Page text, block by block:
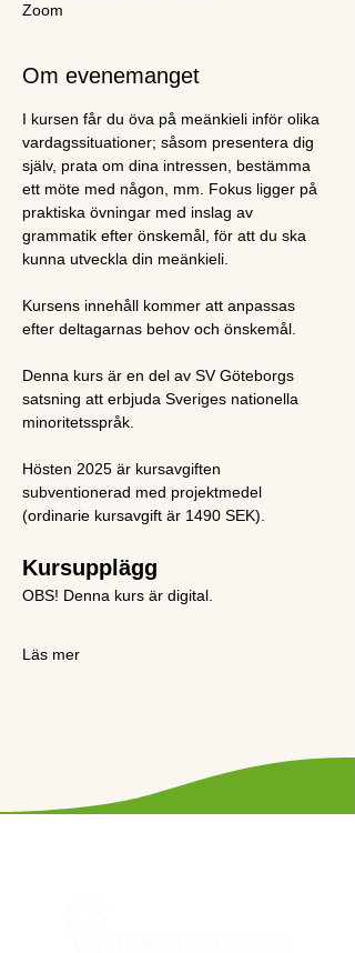
Zoom
Om evenemanget
I kursen får du öva på meänkieli inför olika
vardagssituationer; såsom presentera dig
själv, prata om dina intressen, bestämma
ett möte med någon, mm. Fokus ligger på
praktiska övningar med inslag av
grammatik efter önskemål, för att du ska
kunna utveckla din meänkieli.
Kursens innehåll kommer att anpassas
efter deltagarnas behov och önskemål.
Denna kurs är en del av SV Göteborgs
satsning att erbjuda Sveriges nationella
minoritetsspråk.
Hösten 2025 är kursavgiften
subventionerad med projektmedel
(ordinarie kursavgift är 1490 SEK).
Kursupplägg
OBS! Denna kurs är digital.
Läs mer